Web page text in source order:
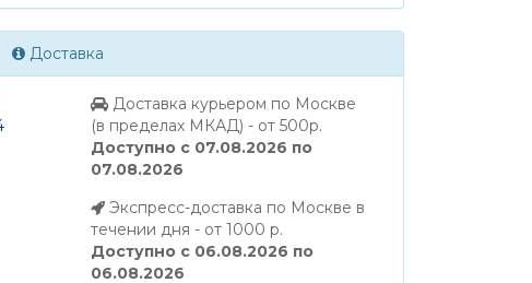
Доставка
Доставка курьером по Москве
(в пределах МКАД) - от 500р.
Доступно с 07.08.2026 по
07.08.2026
Экспресс-доставка по Москве в
течении дня - от 1000 р.
Доступно с 06.08.2026 по
06.08.2026